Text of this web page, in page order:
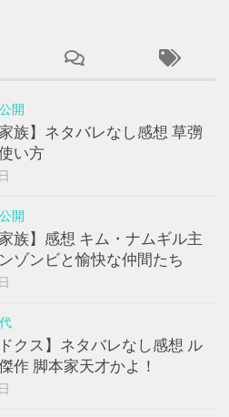
開
族】ネタバレなし感想 草彅
い方
開
族】感想 キム・ナムギル主
ゾンビと愉快な仲間たち
クス】ネタバレなし感想 ル
作 脚本家天才かよ！